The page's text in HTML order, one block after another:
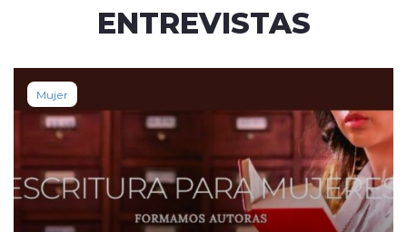
ENTREVISTAS
Mujer